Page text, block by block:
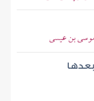
موسى بن عيسى